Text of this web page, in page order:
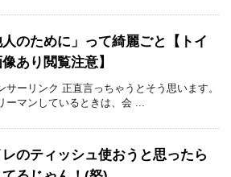
人のために」って綺麗ごと【トイ
あり閲覧注意】
サーリンク 正直言っちゃうとそう思います。
ーマンしているときは、会 ...
レのティッシュ使おうと思ったら